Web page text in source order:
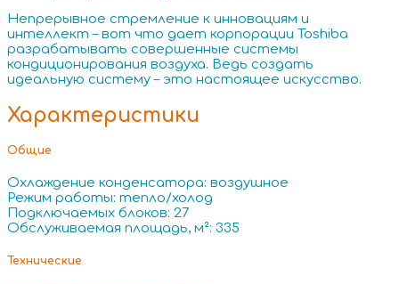
Непрерывное стремление к инновациям и
интеллект – вот что дает корпорации Toshiba
разрабатывать совершенные системы
кондиционирования воздуха. Ведь создать
идеальную систему – это настоящее искусство.
Характеристики
Общие
Охлаждение конденсатора: воздушное
Режим работы: тепло/холод
Подключаемых блоков: 27
Обслуживаемая площадь, м²: 335
Технические